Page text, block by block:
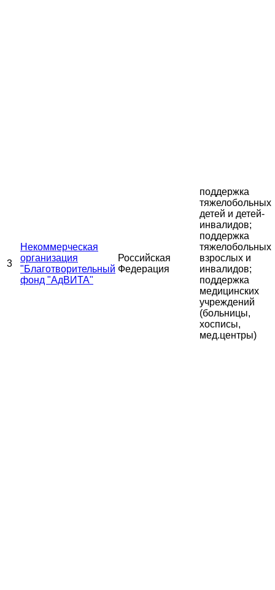
3
Некоммерческая
организация
"Благотворительный
фонд "АдВИТА"
Российская
Федерация
поддержка
тяжелобольных
детей и детей-
инвалидов;
поддержка
тяжелобольных
взрослых и
инвалидов;
поддержка
медицинских
учреждений
(больницы,
хосписы,
мед.центры)